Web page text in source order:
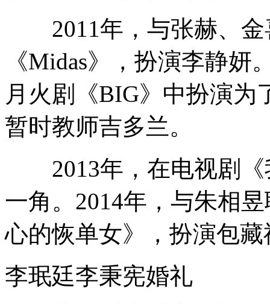
2011年，与张赫、金
《Midas》，扮演李静妍
月火剧《BIG》中扮演
暂时教师吉多兰。
2013年，在电视剧《
一角。2014年，与朱相
心的恢单女》，扮演包
李珉廷李秉宪婚礼